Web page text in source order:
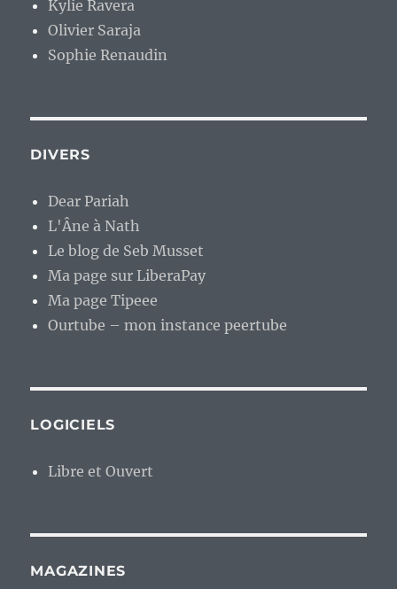
Kylie Ravera
Olivier Saraja
Sophie Renaudin
DIVERS
Dear Pariah
L'Âne à Nath
Le blog de Seb Musset
Ma page sur LiberaPay
Ma page Tipeee
Ourtube – mon instance peertube
LOGICIELS
Libre et Ouvert
MAGAZINES